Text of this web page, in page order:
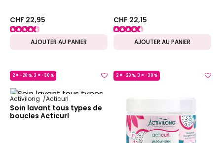
CHF 22,95
AJOUTER AU PANIER
CHF 22,15
AJOUTER AU PANIER
2 = -20 %, 3 = -30 %
MADE IN FRANCE
Activilong Acticurl
Soin lavant tous types de
boucles Acticurl
2 = -20 %, 3 = -30 %